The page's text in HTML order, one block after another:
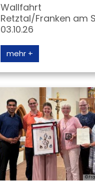
Wallfahrt
Retztal/Franken am
03.10.26
mehr +
©